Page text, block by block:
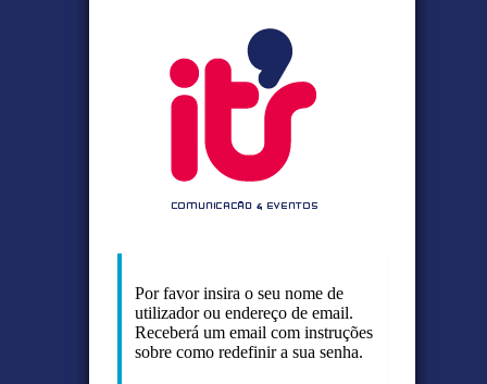
Por favor insira o seu nome de
utilizador ou endereço de email.
Receberá um email com instruções
sobre como redefinir a sua senha.